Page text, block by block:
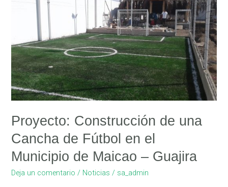
Proyecto: Construcción de una
Cancha de Fútbol en el
Municipio de Maicao – Guajira
Deja un comentario / Noticias / sa_admin
Construcción
Cancha
de
Fútbol
en
el
Municipio
Maicao
–
Guajira